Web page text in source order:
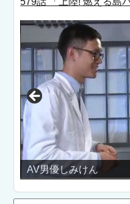
AV男優しみけん